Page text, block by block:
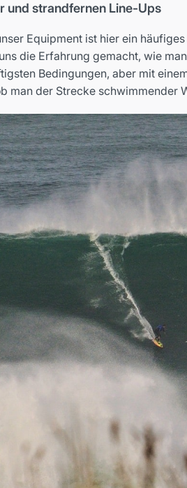
und strandfernen Line-Ups
Equipment ist hier ein
die Erfahrung gemacht, wie
Bedingungen, aber mit
man der Strecke schwimmender